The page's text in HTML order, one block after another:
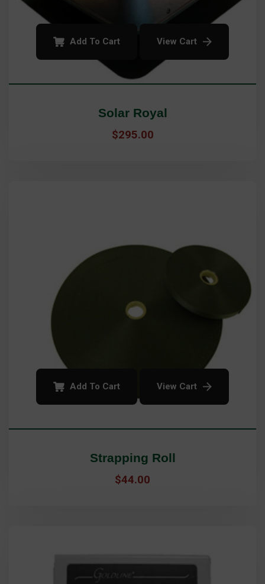
Add To Cart View Cart
Solar Royal
$295.00
Add To Cart View Cart
Strapping Roll
$44.00